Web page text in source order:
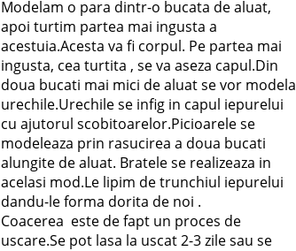
Modelam o para dintr-o bucata de aluat,
apoi turtim partea mai ingusta a
acestuia.Acesta va fi corpul. Pe partea mai
ingusta, cea turtita , se va aseza capul.Din
doua bucati mai mici de aluat se vor modela
urechile.Urechile se infig in capul iepurelui
cu ajutorul scobitoarelor.Picioarele se
modeleaza prin rasucirea a doua bucati
alungite de aluat. Bratele se realizeaza in
acelasi mod.Le lipim de trunchiul iepurelui
dandu-le forma dorita de noi .
Coacerea este de fapt un proces de
uscare.Se pot lasa la uscat 2-3 zile sau se